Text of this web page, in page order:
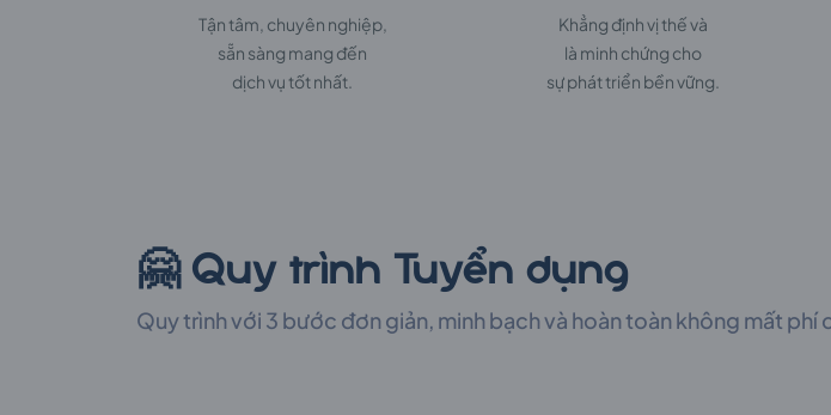
Tận tâm, chuyên nghiệp,
sẵn sàng mang đến
dịch vụ tốt nhất.
Khẳng định vị thế và
là minh chứng cho
sự phát triển bền vững.
🤗 Quy trình Tuyển dụng
Quy trình với 3 bước đơn giản, minh bạch và hoàn toàn không mất phí